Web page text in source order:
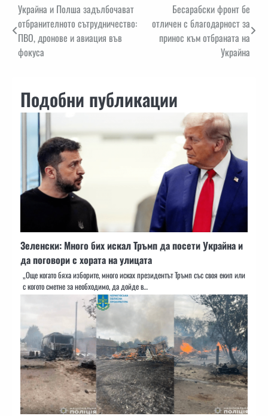
Навигация
Украйна и Полша задълбочават
отбранителното сътрудничество:
ПВО, дронове и авиация във
фокуса
Бесарабски фронт бе
отличен с благодарност за
принос към отбраната на
Украйна
Подобни публикации
Зеленски: Много бих искал Тръмп да посети Украйна и
да поговори с хората на улицата
„Още когато бяха изборите, много исках президентът Тръмп със своя екип или
с когото сметне за необходимо, да дойде в…